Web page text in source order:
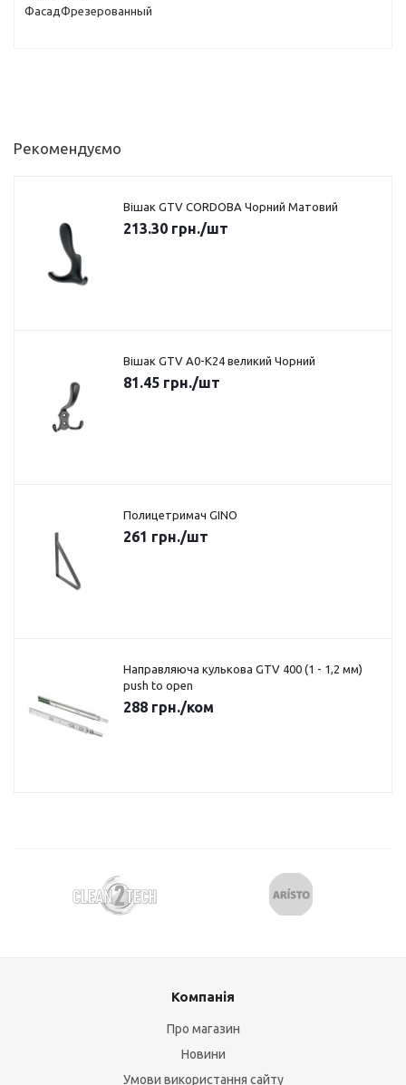
ФасадФрезерованный
Рекомендуємо
Вішак GTV CORDOBA Чорний Матовий
213.30 грн./шт
Вішак GTV A0-K24 великий Чорний
81.45 грн./шт
Полицетримач GINO
261 грн./шт
Направляюча кулькова GTV 400 (1 - 1,2 мм)
push to open
288 грн./ком
Компанія
Про магазин
Новини
Умови використання сайту